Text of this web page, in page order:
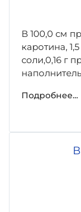
В 100,0 см
каротина,
соли,0,16 г
Подробнее...